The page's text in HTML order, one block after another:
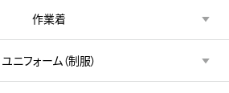
作業着
ユニフォーム（制服）